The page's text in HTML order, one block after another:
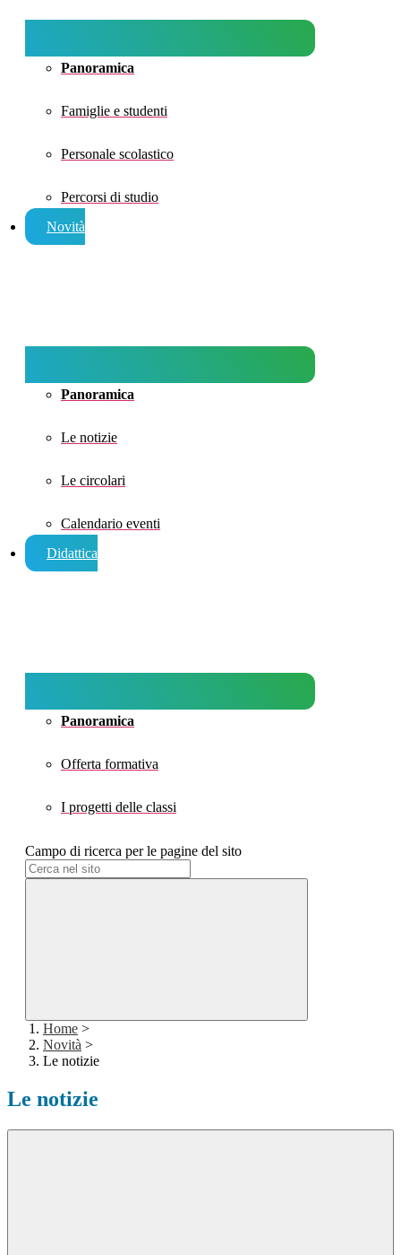
Panoramica
Famiglie e studenti
Personale scolastico
Percorsi di studio
Novità
Panoramica
Le notizie
Le circolari
Calendario eventi
Didattica
Panoramica
Offerta formativa
I progetti delle classi
Campo di ricerca per le pagine del sito
Home >
Novità >
Le notizie
Le notizie